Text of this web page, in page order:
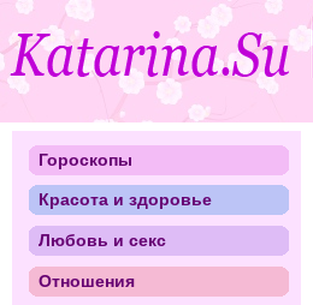
Гороскопы
Красота и здоровье
Любовь и секс
Отношения